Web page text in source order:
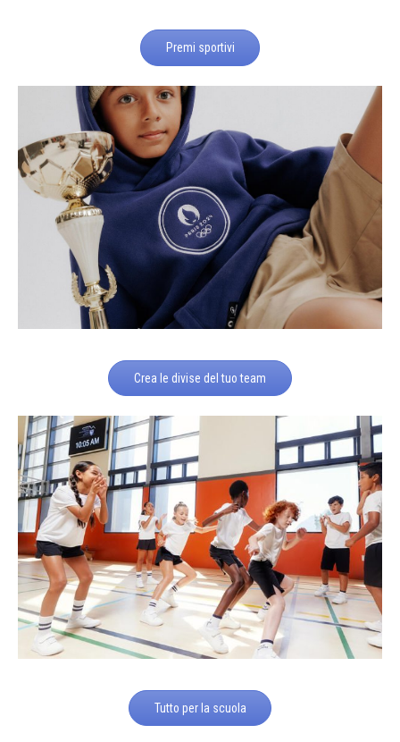
Premi sportivi
Crea le divise del tuo team
Tutto per la scuola